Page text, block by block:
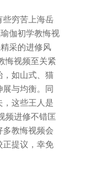
些穷苦上海岳
伽初学教悔视
采的进修风
悔视频至关紧
，如山式、猫
与均衡。同
这些王人是
频进修不错匡
多教悔视频会
正提议，幸免